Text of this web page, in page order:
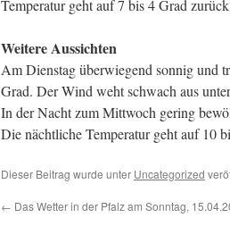
Temperatur geht auf 7 bis 4 Grad
Weitere Aussichten
Am Dienstag überwiegend sonnig und
Grad. Der Wind weht schwach aus
In der Nacht zum Mittwoch gering
Die nächtliche Temperatur geht auf 10
Dieser Beitrag wurde unter Uncategorized
← Das Wetter in der Pfalz am Sonntag,